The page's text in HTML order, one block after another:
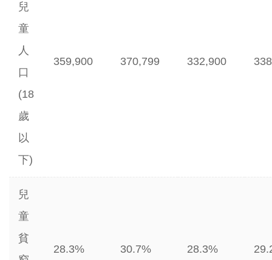
兒
童
人
口
(18
歲
以
下)
359,900 370,799 332,900
兒
童
貧
28.3% 30.7% 28.3%